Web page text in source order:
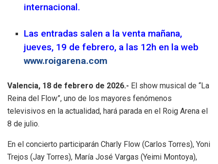
internacional.
Las entradas salen a la venta mañana,
jueves, 19 de febrero, a las 12h en la web
www.roigarena.com
Valencia, 18 de febrero de 2026.- El show musical de “La
Reina del Flow”, uno de los mayores fenómenos
televisivos en la actualidad, hará parada en el Roig Arena el
8 de julio.
En el concierto participarán Charly Flow (Carlos Torres), Yoni
Trejos (Jay Torres), María José Vargas (Yeimi Montoya),